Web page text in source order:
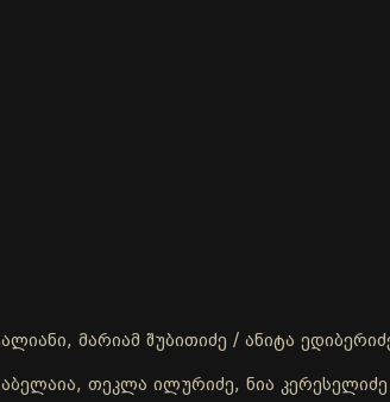
მარიამ შუბითიძე / ანიტა
თეკლა ილურიძე, ნია კერესელიძე